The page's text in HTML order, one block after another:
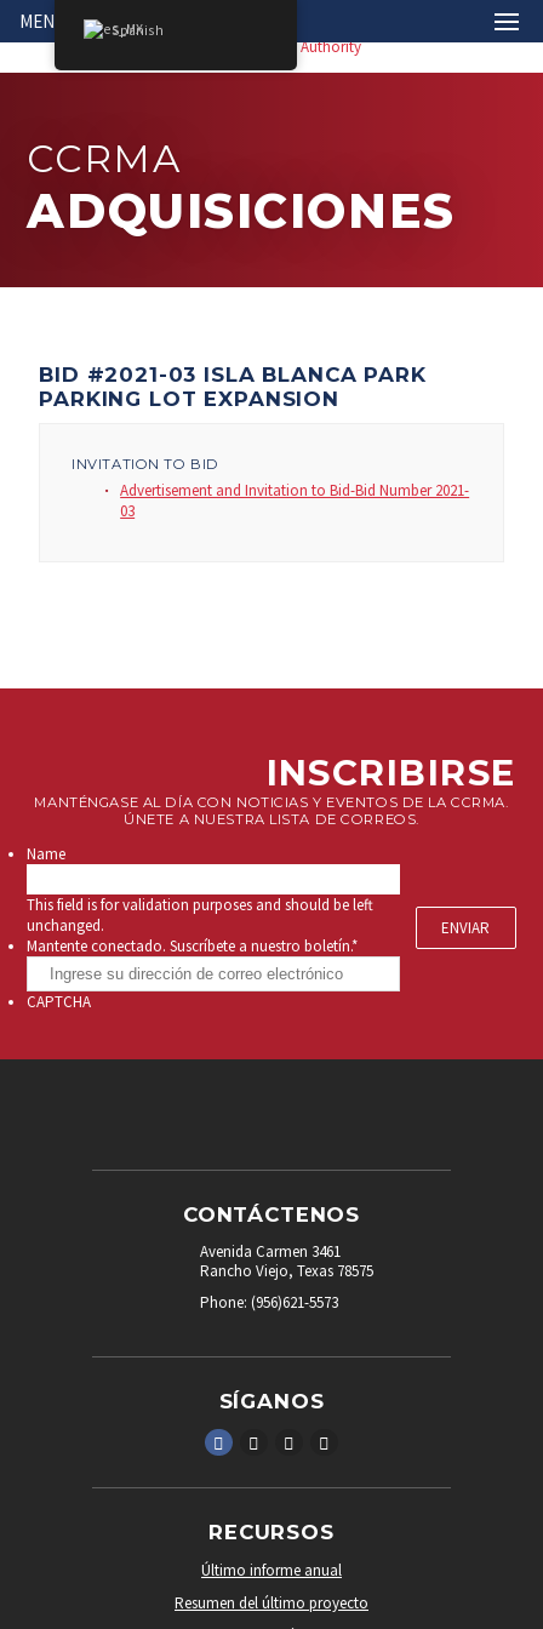
MENÚ
CCRMA
ADQUISICIONES
BID #2021-03 ISLA BLANCA PARK
PARKING LOT EXPANSION
INVITATION TO BID
Advertisement and Invitation to Bid-Bid Number 2021-
03
INSCRIBIRSE
MANTÉNGASE AL DÍA CON NOTICIAS Y EVENTOS DE LA CCRMA.
ÚNETE A NUESTRA LISTA DE CORREOS.
Name
This field is for validation purposes and should be left
unchanged.
Mantente conectado. Suscríbete a nuestro boletín.*
CAPTCHA
CONTÁCTENOS
Avenida Carmen 3461
Rancho Viejo, Texas 78575
Phone: (956)621-5573
SÍGANOS
RECURSOS
Último informe anual
Resumen del último proyecto
Spanish